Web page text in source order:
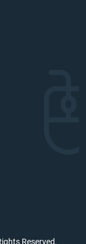
Reserved.